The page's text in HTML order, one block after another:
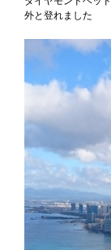
外と登れました